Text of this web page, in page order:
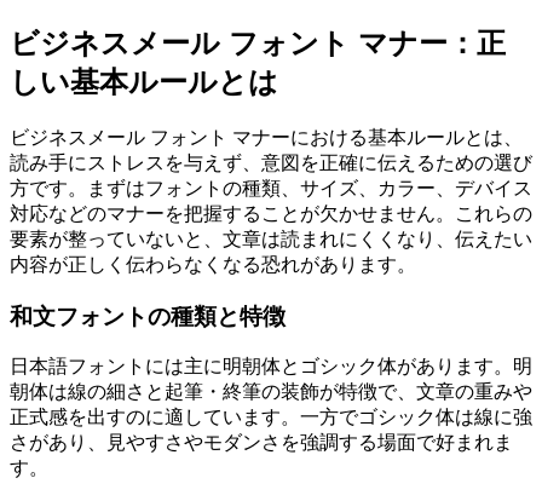
ビジネスメール フォント マナー：正
しい基本ルールとは
ビジネスメール フォント マナーにおける基本ルールとは、
読み手にストレスを与えず、意図を正確に伝えるための選び
方です。まずはフォントの種類、サイズ、カラー、デバイス
対応などのマナーを把握することが欠かせません。これらの
要素が整っていないと、文章は読まれにくくなり、伝えたい
内容が正しく伝わらなくなる恐れがあります。
和文フォントの種類と特徴
日本語フォントには主に明朝体とゴシック体があります。明
朝体は線の細さと起筆・終筆の装飾が特徴で、文章の重みや
正式感を出すのに適しています。一方でゴシック体は線に強
さがあり、見やすさやモダンさを強調する場面で好まれま
す。